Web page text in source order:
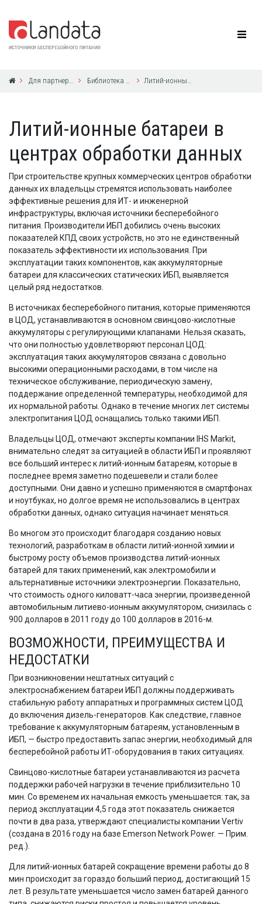
Для партнеров Библиотека по ИБП Литий-ионные батареи в центрах обработки данных
Литий-ионные батареи в
центрах обработки данных
При строительстве крупных коммерческих центров обработки
данных их владельцы стремятся использовать наиболее
эффективные решения для ИТ- и инженерной
инфраструктуры, включая источники бесперебойного
питания. Производители ИБП добились очень высоких
показателей КПД своих устройств, но это не единственный
показатель эффективности их использования. При
эксплуатации таких компонентов, как аккумуляторные
батареи для классических статических ИБП, выявляется
целый ряд недостатков.
В источниках бесперебойного питания, которые применяются
в ЦОД, устанавливаются в основном свинцово-кислотные
аккумуляторы с регулирующими клапанами. Нельзя сказать,
что они полностью удовлетворяют персонал ЦОД:
эксплуатация таких аккумуляторов связана с довольно
высокими операционными расходами, в том числе на
техническое обслуживание, периодическую замену,
поддержание определенной температуры, необходимой для
их нормальной работы. Однако в течение многих лет системы
электропитания ЦОД оснащались только такими ИБП.
Владельцы ЦОД, отмечают эксперты компании IHS Markit,
внимательно следят за ситуацией в области ИБП и проявляют
все больший интерес к литий-ионным батареям, которые в
последнее время заметно подешевели и стали более
доступными. Они давно и успешно применяются в смартфонах
и ноутбуках, но долгое время не использовались в центрах
обработки данных, однако ситуация начинает меняться.
Во многом это происходит благодаря созданию новых
технологий, разработкам в области литий-ионной химии и
быстрому росту объемов производства литий-ионных
батарей для таких применений, как электромобили и
альтернативные источники электроэнергии. Показательно,
что стоимость одного киловатт-часа энергии, произведенной
автомобильным литиево-ионным аккумулятором, снизилась с
900 долларов в 2011 году до 100 долларов в 2016-м.
ВОЗМОЖНОСТИ, ПРЕИМУЩЕСТВА И
НЕДОСТАТКИ
При возникновении нештатных ситуаций с
электроснабжением батареи ИБП должны поддерживать
стабильную работу аппаратных и программных систем ЦОД
до включения дизель-генераторов. Как следствие, главное
требование к аккумуляторным батареям, установленным в
ИБП, — быстро предоставить запас энергии, необходимый для
бесперебойной работы ИТ-оборудования в таких ситуациях.
Свинцово-кислотные батареи устанавливаются из расчета
поддержки рабочей нагрузки в течение приблизительно 10
мин. Со временем их начальная емкость уменьшается: так, за
период эксплуатации 4,5 года этот показатель снижается
почти в два раза, утверждают специалисты компании Vertiv
(создана в 2016 году на базе Emerson Network Power. — Прим.
ред.).
Для литий-ионных батарей сокращение времени работы до 8
мин происходит за гораздо больший период, достигающий 15
лет. В результате уменьшается число замен батарей данного